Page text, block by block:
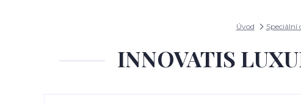
Úvod Speciální
INNOVATIS